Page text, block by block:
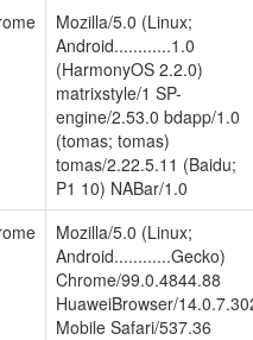
Mozilla/5.0 (Linux;
Android............1.0
(HarmonyOS 2.2.0)
matrixstyle/1 SP-
engine/2.53.0 bdapp/1.0
(tomas; tomas)
tomas/2.22.5.11 (Baidu;
P1 10) NABar/1.0
Mozilla/5.0 (Linux;
Android............Gecko)
Chrome/99.0.4844.88
HuaweiBrowser/
Mobile Safari/537.36